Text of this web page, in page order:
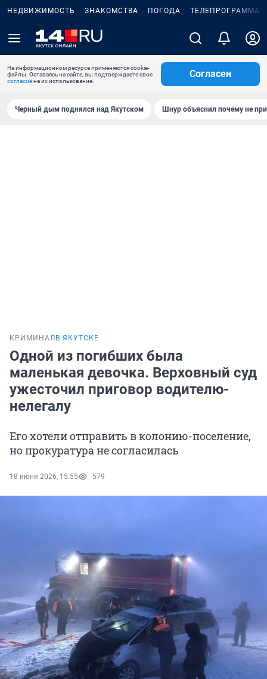
НЕДВИЖИМОСТЬ ЗНАКОМСТВА ПОГОДА ТЕЛЕПРОГРАММА
На информационном ресурсе применяются cookie-
файлы. Оставаясь на сайте, вы подтверждаете свое
согласиена их использование.
Согласен
Черный дым поднялся над Якутском Шнур объяснил почему не
КРИМИНАЛ В ЯКУТСКЕ
Одной из погибших была
маленькая девочка. Верховный суд
ужесточил приговор водителю-
нелегалу
Его хотели отправить в колонию-поселение,
но прокуратура не согласилась
18 июня 2026, 15:55 579